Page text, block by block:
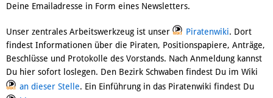
Deine Emailadresse in Form eines Newsletters.
Unser zentrales Arbeitswerkzeug ist unser Piratenwiki. Dort
findest Informationen über die Piraten, Positionspapiere, Anträge,
Beschlüsse und Protokolle des Vorstands. Nach Anmeldung kannst
Du hier sofort loslegen. Den Bezirk Schwaben findest Du im Wiki
an dieser Stelle. Ein Einführung in das Piratenwiki findest Du